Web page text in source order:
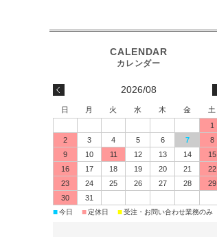
2026/08
日 月 火 水 木 金
土
1
2
3 4 5 6 7
8
9
10 11 12 13 14
15
16
17 18 19 20 21
22
23
24 25 26 27 28
29
30
31
■今日 ■定休日 ■受注・お問い合わせ業務のみ